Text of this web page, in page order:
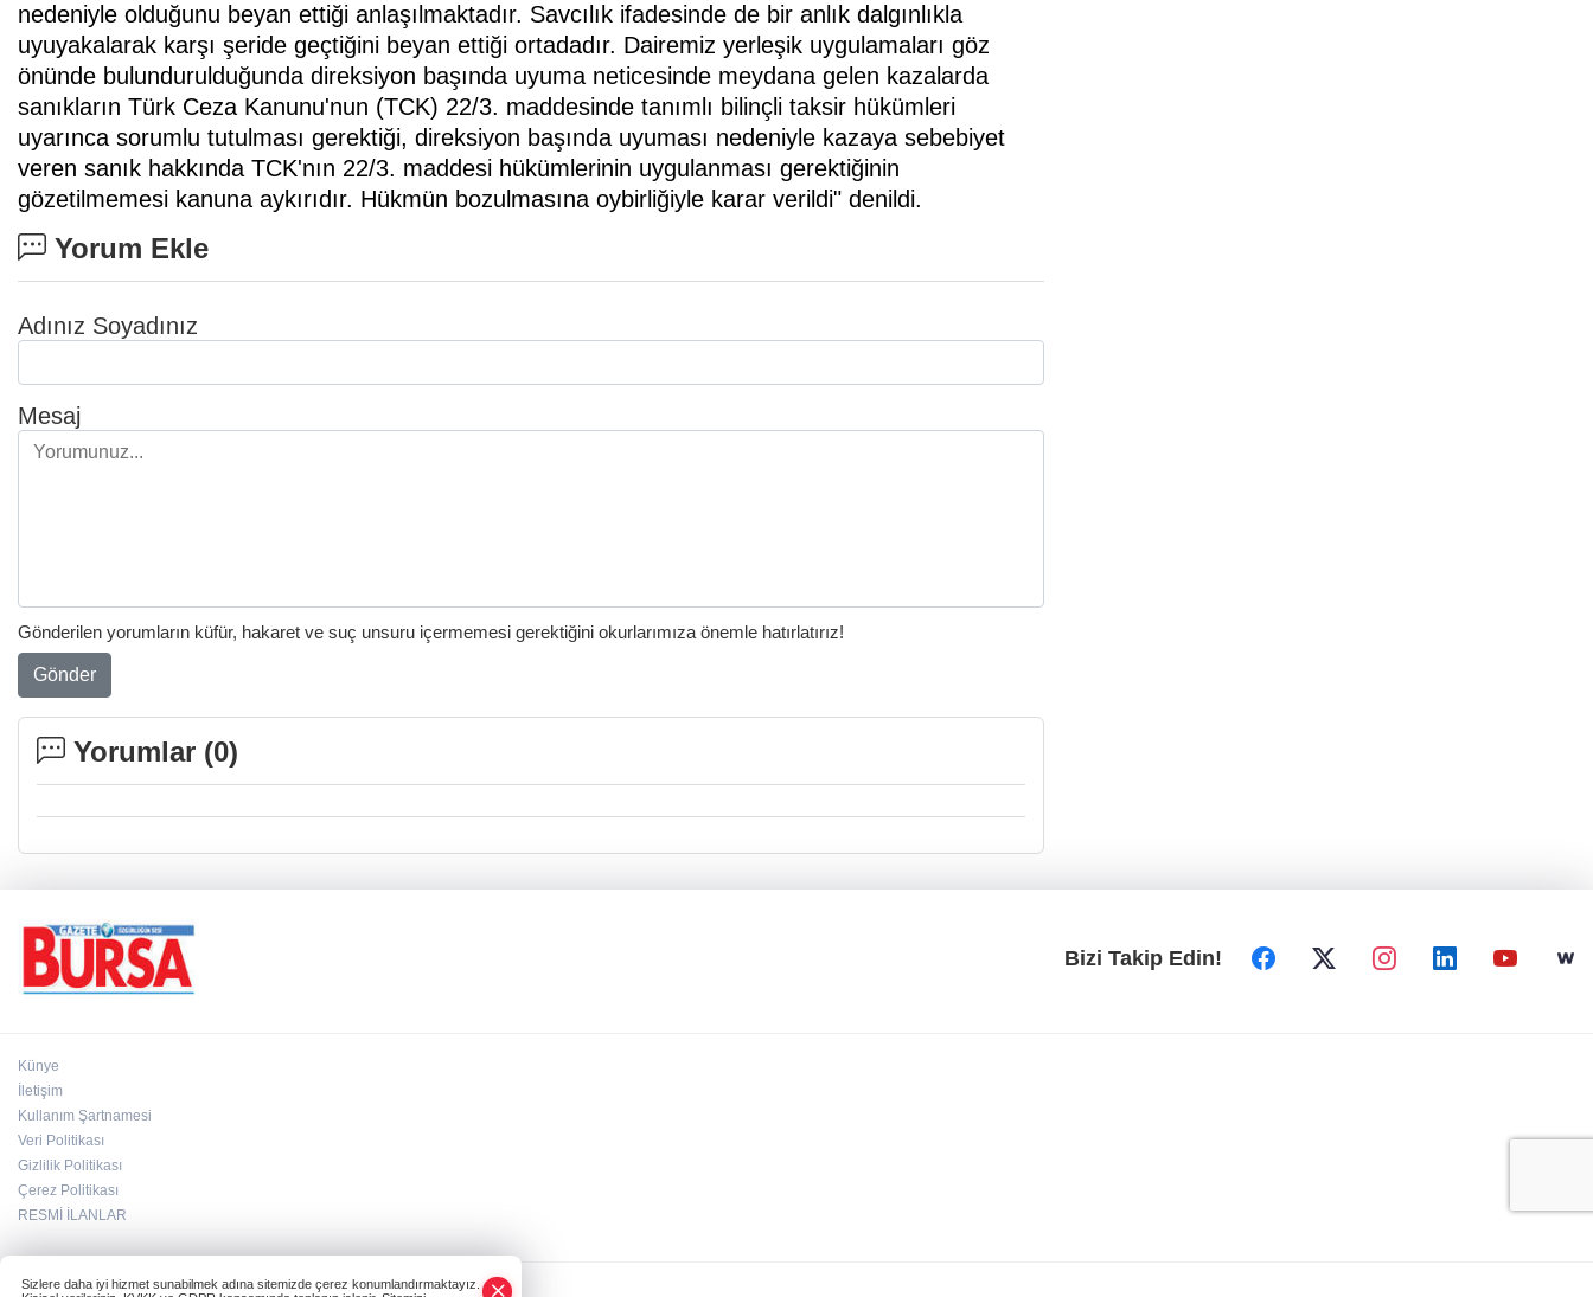
nedeniyle olduğunu beyan ettiği anlaşılmaktadır. Savcılık ifadesinde de bir anlık dalgınlıkla
uyuyakalarak karşı şeride geçtiğini beyan ettiği ortadadır. Dairemiz yerleşik uygulamaları göz
önünde bulundurulduğunda direksiyon başında uyuma neticesinde meydana gelen kazalarda
sanıkların Türk Ceza Kanunu'nun (TCK) 22/3. maddesinde tanımlı bilinçli taksir hükümleri
uyarınca sorumlu tutulması gerektiği, direksiyon başında uyuması nedeniyle kazaya sebebiyet
veren sanık hakkında TCK'nın 22/3. maddesi hükümlerinin uygulanması gerektiğinin
gözetilmemesi kanuna aykırıdır. Hükmün bozulmasına oybirliğiyle karar verildi" denildi.
Yorum Ekle
Adınız Soyadınız
Mesaj
Gönderilen yorumların küfür, hakaret ve suç unsuru içermemesi gerektiğini okurlarımıza önemle hatırlatırız!
Gönder
Yorumlar (0)
Bizi Takip Edin!
Künye
İletişim
Kullanım Şartnamesi
Veri Politikası
Gizlilik Politikası
Çerez Politikası
RESMİ İLANLAR
Sizlere daha iyi hizmet sunabilmek adına sitemizde çerez konumlandırmaktayız.